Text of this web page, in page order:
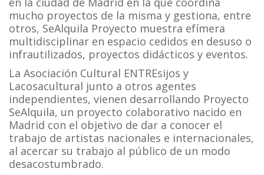
mucho proyectos de la misma y gestiona, entre
otros, SeAlquila Proyecto muestra efímera
multidisciplinar en espacio cedidos en desuso o
infrautilizados, proyectos didácticos y eventos.
La Asociación Cultural ENTREsijos y
Lacosacultural junto a otros agentes
independientes, vienen desarrollando Proyecto
SeAlquila, un proyecto colaborativo nacido en
Madrid con el objetivo de dar a conocer el
trabajo de artistas nacionales e internacionales,
al acercar su trabajo al público de un modo
desacostumbrado.